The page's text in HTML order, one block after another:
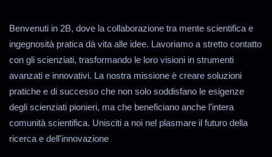
Benvenuti in 2B, dove la collaborazione tra mente scientifica e
ingegnosità pratica dà vita alle idee. Lavoriamo a stretto contatto
con gli scienziati, trasformando le loro visioni in strumenti
avanzati e innovativi. La nostra missione è creare soluzioni
pratiche e di successo che non solo soddisfano le esigenze
degli scienziati pionieri, ma che beneficiano anche l'intera
comunità scientifica. Unisciti a noi nel plasmare il futuro della
ricerca e dell'innovazione